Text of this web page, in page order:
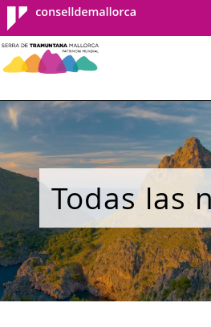
Consell de
Mallorca
Todas las